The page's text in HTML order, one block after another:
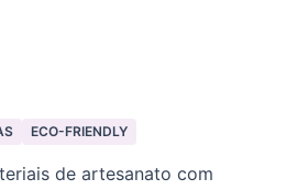
ECO-FRIENDLY
de artesanato com